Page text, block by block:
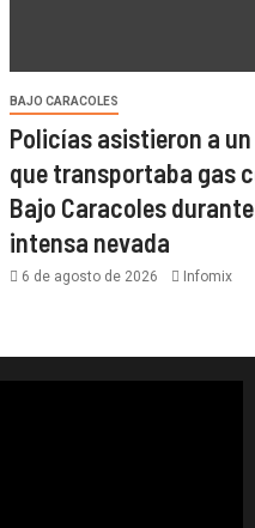
BAJO CARACOLES
Policías asistieron a
que transportaba gas
Bajo Caracoles
intensa nevada
6 de agosto de 2026 Infomix